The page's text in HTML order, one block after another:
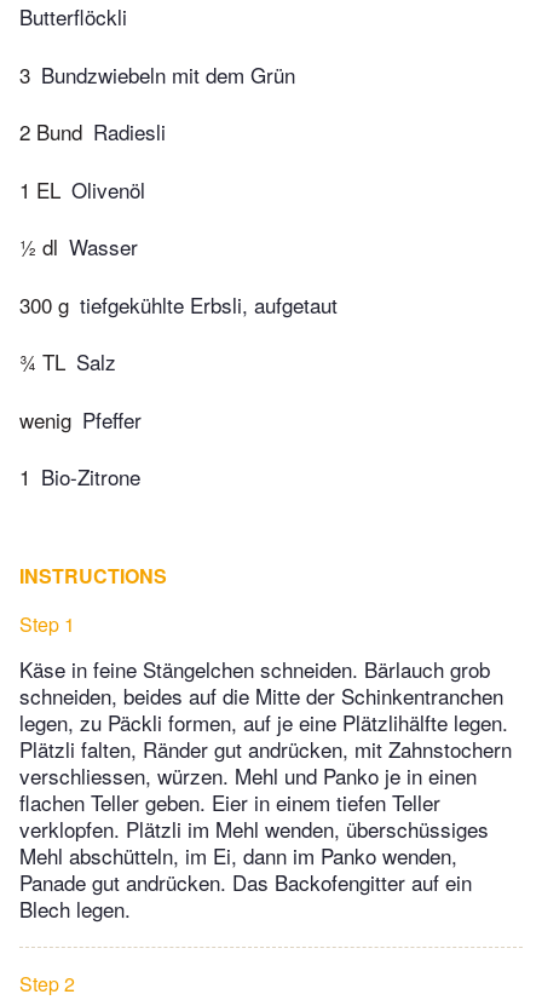
Butterflöckli
3 Bundzwiebeln mit dem Grün
2 Bund Radiesli
1 EL Olivenöl
½ dl Wasser
300 g tiefgekühlte Erbsli, aufgetaut
¾ TL Salz
wenig Pfeffer
1 Bio-Zitrone
INSTRUCTIONS
Step 1
Käse in feine Stängelchen schneiden. Bärlauch grob
schneiden, beides auf die Mitte der Schinkentranchen
legen, zu Päckli formen, auf je eine Plätzlihälfte legen.
Plätzli falten, Ränder gut andrücken, mit Zahnstochern
verschliessen, würzen. Mehl und Panko je in einen
flachen Teller geben. Eier in einem tiefen Teller
verklopfen. Plätzli im Mehl wenden, überschüssiges
Mehl abschütteln, im Ei, dann im Panko wenden,
Panade gut andrücken. Das Backofengitter auf ein
Blech legen.
Step 2